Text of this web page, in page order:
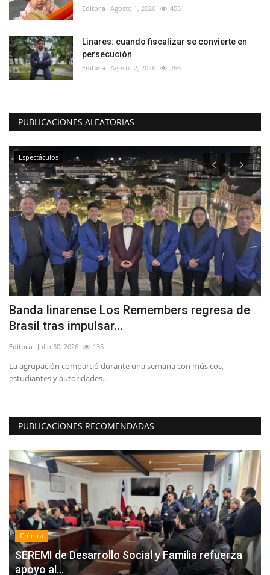
Editora Agosto 1, 2026 455
Linares: cuando fiscalizar se convierte en
persecución
Editora Agosto 2, 2026 286
PUBLICACIONES ALEATORIAS
Política
Diputado Menchaca por Ley de
Reconstrucción: “Las Pymes...
Editora Julio 25, 2026 220
PUBLICACIONES RECOMENDADAS
Crónica
SEREMI de Desarrollo Social y Familia refuerza
apoyo al...